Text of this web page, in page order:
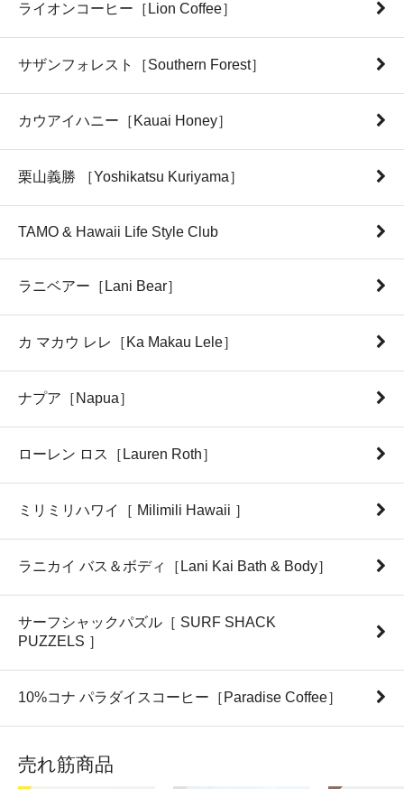
ライオンコーヒー［Lion Coffee］
サザンフォレスト［Southern Forest］
カウアイハニー［Kauai Honey］
栗山義勝 ［Yoshikatsu Kuriyama］
TAMO & Hawaii Life Style Club
ラニベアー［Lani Bear］
カ マカウ レレ［Ka Makau Lele］
ナプア［Napua］
ローレン ロス［Lauren Roth］
ミリミリハワイ［ Milimili Hawaii ］
ラニカイ バス＆ボディ［Lani Kai Bath & Body］
サーフシャックパズル［ SURF SHACK
PUZZELS ］
10%コナ パラダイスコーヒー［Paradise Coffee］
売れ筋商品